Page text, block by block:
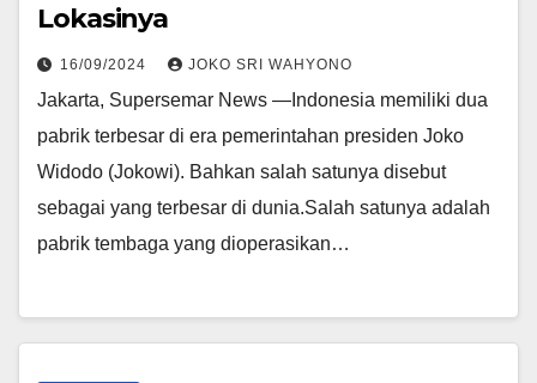
Lokasinya
16/09/2024 JOKO SRI WAHYONO
Jakarta, Supersemar News —Indonesia memiliki dua
pabrik terbesar di era pemerintahan presiden Joko
Widodo (Jokowi). Bahkan salah satunya disebut
sebagai yang terbesar di dunia.Salah satunya adalah
pabrik tembaga yang dioperasikan…